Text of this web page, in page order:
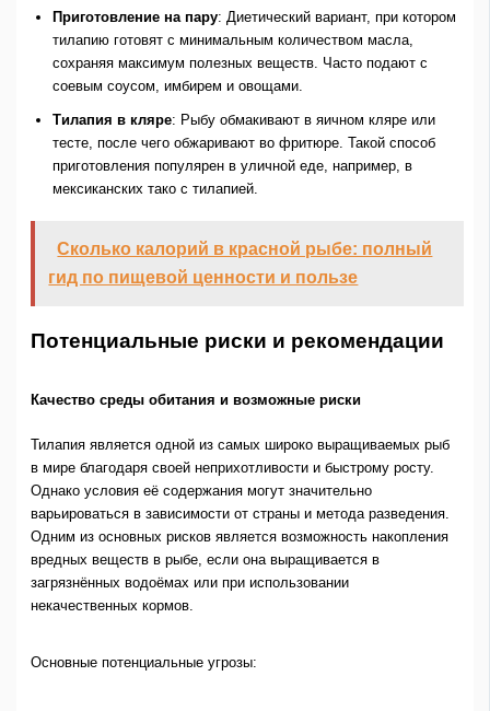
Приготовление на пару: Диетический вариант, при котором
тилапию готовят с минимальным количеством масла,
сохраняя максимум полезных веществ. Часто подают с
соевым соусом, имбирем и овощами.
Тилапия в кляре: Рыбу обмакивают в яичном кляре или
тесте, после чего обжаривают во фритюре. Такой способ
приготовления популярен в уличной еде, например, в
мексиканских тако с тилапией.
Сколько калорий в красной рыбе: полный
гид по пищевой ценности и пользе
Потенциальные риски и рекомендации
Качество среды обитания и возможные риски
Тилапия является одной из самых широко выращиваемых рыб
в мире благодаря своей неприхотливости и быстрому росту.
Однако условия её содержания могут значительно
варьироваться в зависимости от страны и метода разведения.
Одним из основных рисков является возможность накопления
вредных веществ в рыбе, если она выращивается в
загрязнённых водоёмах или при использовании
некачественных кормов.
Основные потенциальные угрозы: